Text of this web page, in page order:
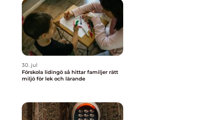
30. jul
Förskola lidingö så hittar familjer rätt
miljö för lek och lärande